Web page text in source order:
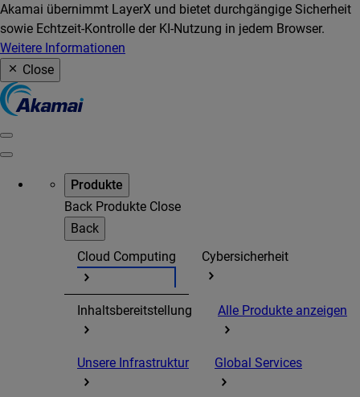
Akamai übernimmt LayerX und bietet durchgängige Sicherheit
sowie Echtzeit-Kontrolle der KI-Nutzung in jedem Browser.
Weitere Informationen
Close
Produkte
Back Produkte Close
Back
Cloud Computing
Cybersicherheit
Inhaltsbereitstellung Alle Produkte anzeigen
Unsere Infrastruktur Global Services